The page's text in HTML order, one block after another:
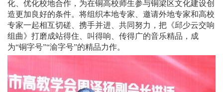
化、优化校地合作，为在铜高校师生参与铜梁区文化建设创
造更加良好的条件。将组织本地专家、邀请外地专家和高校
专家一起相互切磋、携手并进、共同努力，把《邱少云交响
组曲》打磨成站得住、叫得响、传得广的音乐精品，成
为“铜字号”“渝字号”的精品力作。